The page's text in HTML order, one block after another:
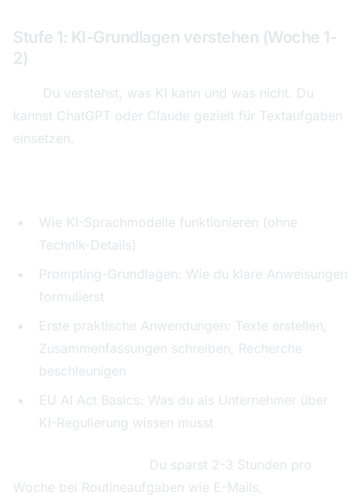
Stufe 1: KI-Grundlagen verstehen (Woche 1-
2)
Du verstehst, was KI kann und was nicht. Du
kannst ChatGPT oder Claude gezielt für Textaufgaben
einsetzen.
Wie KI-Sprachmodelle funktionieren (ohne
Technik-Details)
Prompting-Grundlagen: Wie du klare Anweisungen
formulierst
Erste praktische Anwendungen: Texte erstellen,
Zusammenfassungen schreiben, Recherche
beschleunigen
EU AI Act Basics: Was du als Unternehmer über
KI-Regulierung wissen musst
Du sparst 2-3 Stunden pro
Woche bei Routineaufgaben wie E-Mails,